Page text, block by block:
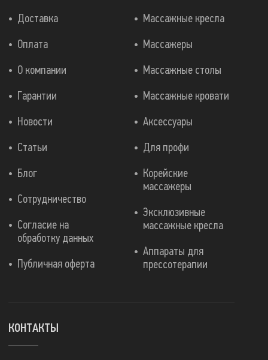
Массажные кресла
Массажеры
Массажные столы
Массажные кровати
Аксессуары
Для профи
Корейские
массажеры
Эксклюзивные
массажные кресла
Аппараты для
прессотерапии
Доставка
Оплата
О компании
Гарантии
Новости
Статьи
Блог
Сотрудничество
Согласие на
обработку данных
Публичная оферта
КОНТАКТЫ